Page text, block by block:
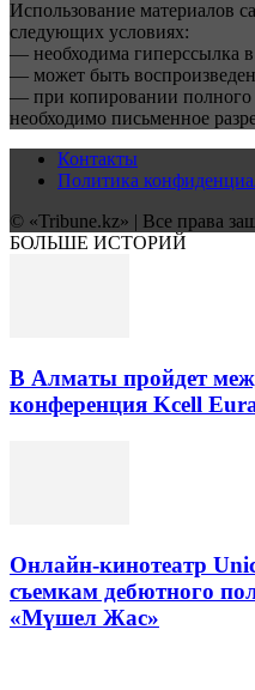
Использование материалов
следующих условиях:
— необходима гиперссылка в
— может быть
— при копировании полного
необходимо письменное
Контакты
Политика
© «Tribune.kz» | Все права
БОЛЬШЕ ИСТОРИЙ
В Алматы пройдет
конференция Kcell
Онлайн-кинотеатр
съемкам дебютного
«Мүшел Жас»